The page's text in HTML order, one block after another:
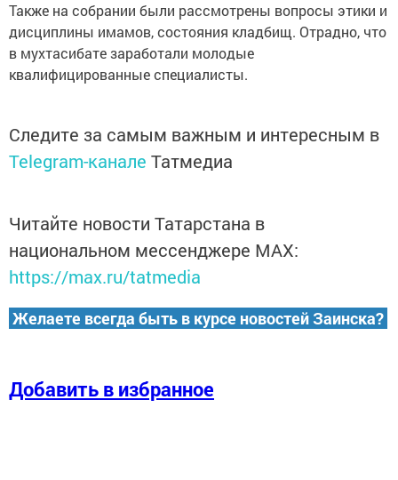
Также на собрании были рассмотрены вопросы этики и
дисциплины имамов, состояния кладбищ. Отрадно, что
в мухтасибате заработали молодые
квалифицированные специалисты.
Следите за самым важным и интересным в
Telegram-канале Татмедиа
Читайте новости Татарстана в
национальном мессенджере MАХ:
https://max.ru/tatmedia
Желаете всегда быть в курсе новостей Заинска?
Добавить в избранное